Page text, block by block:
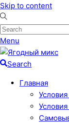
Skip to content
Menu
Search
Главная
Условия